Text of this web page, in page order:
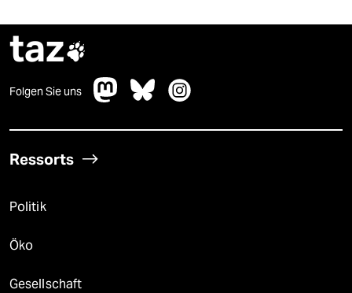
taz
Folgen Sie uns
Ressorts
Politik
Öko
Gesellschaft